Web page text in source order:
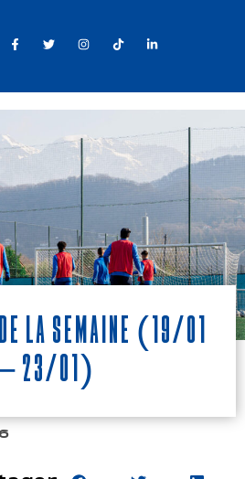
la semaine (19/01
23/01)